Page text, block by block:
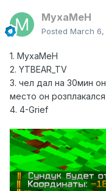
MyxaMeH
Posted March 6,
1. MyxaMeH
2. YTBEAR_TV
3. чел дал на 30мин
место он
4. 4-Grief